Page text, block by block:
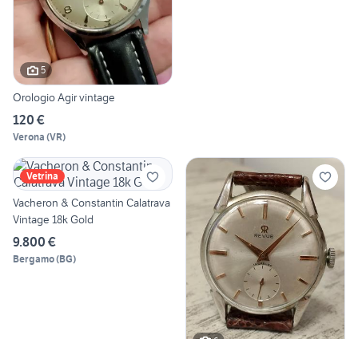
5
Orologio Agir vintage
120 €
Verona (VR)
Vetrina
Vacheron & Constantin Calatrava
Vintage 18k Gold
9.800 €
Bergamo(BG)